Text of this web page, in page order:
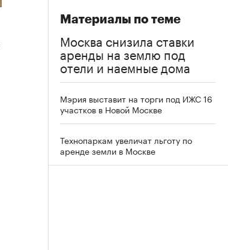
Материалы по теме
Москва снизила ставки
аренды на землю под
отели и наемные дома
Мэрия выставит на торги под ИЖС 16
участков в Новой Москве
Технопаркам увеличат льготу по
аренде земли в Москве